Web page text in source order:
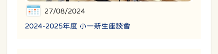
27/08/2024
2024-2025年度 小一新生座談會